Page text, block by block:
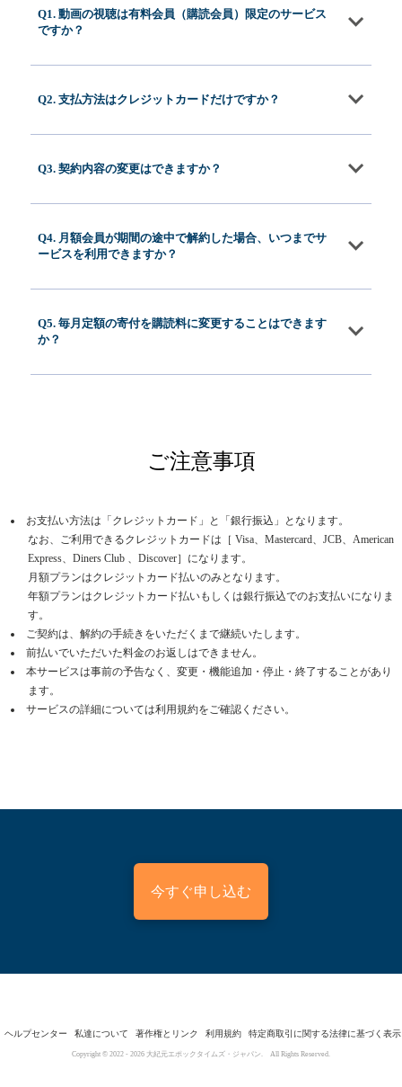
Q1. 動画の視聴は有料会員（購読会員）限定のサービス
ですか？
Q2. 支払方法はクレジットカードだけですか？
Q3. 契約内容の変更はできますか？
Q4. 月額会員が期間の途中で解約した場合、いつまでサ
ービスを利用できますか？
Q5. 毎月定額の寄付を購読料に変更することはできます
か？
ご注意事項
お支払い方法は「クレジットカード」と「銀行振込」となります。
なお、ご利用できるクレジットカードは［ Visa、Mastercard、JCB、American
Express、Diners Club 、Discover］になります。
月額プランはクレジットカード払いのみとなります。
年額プランはクレジットカード払いもしくは銀行振込でのお支払いになりま
す。
ご契約は、解約の手続きをいただくまで継続いたします。
前払いでいただいた料金のお返しはできません。
本サービスは事前の予告なく、変更・機能追加・停止・終了することがあり
ます。
サービスの詳細については利用規約をご確認ください。
今すぐ申し込む
ヘルプセンター 私達について 著作権とリンク 利用規約 特定商取引に関する法律に基づく表示
Copyright © 2022 - 2026 大紀元エポックタイムズ・ジャパン. All Rights Reserved.